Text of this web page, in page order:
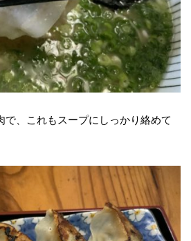
で、これもスープにしっかり絡めて